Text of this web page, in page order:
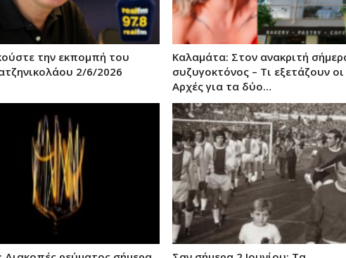
την εκπομπή του
2/6/2026
Καλαμάτα: Στον ανακριτή
συζυγοκτόνος – Τι εξετάζουν οι
Αρχές για τα δύο…